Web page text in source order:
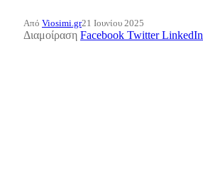
Από Viosimi.gr21 Ιουνίου 2025
Διαμοίραση Facebook Twitter LinkedIn